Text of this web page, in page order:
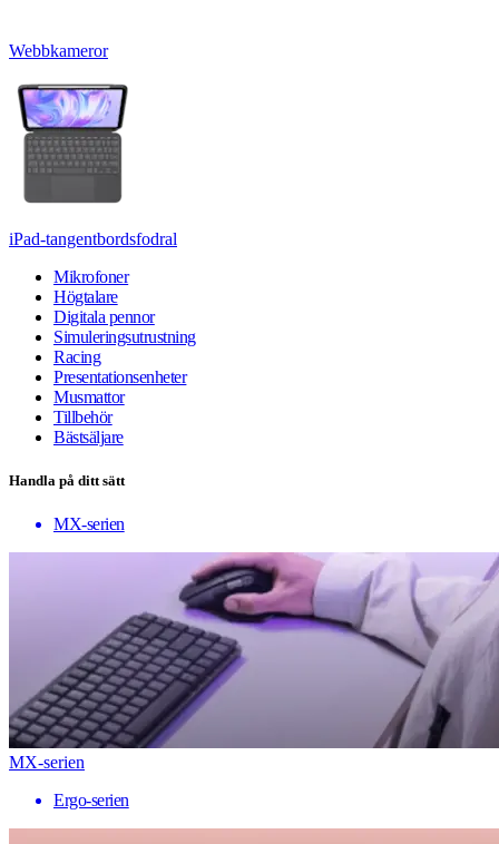
Webbkameror
iPad-tangentbordsfodral
Mikrofoner
Högtalare
Digitala pennor
Simuleringsutrustning
Racing
Presentationsenheter
Musmattor
Tillbehör
Bästsäljare
Handla på ditt sätt
MX-serien
MX-serien
Ergo-serien